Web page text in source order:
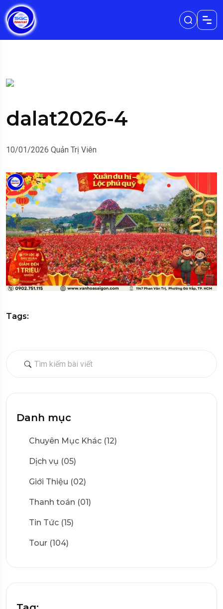
Danh mục
Chuyên Mục Khác (12)
Dịch vụ (05)
Giới Thiệu (02)
Thanh toán (01)
Tin Tức (15)
Tour (104)
dalat2026-4
10/01/2026 Quản Trị Viên
Tags: